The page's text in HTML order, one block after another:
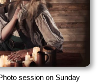
session on Sunday